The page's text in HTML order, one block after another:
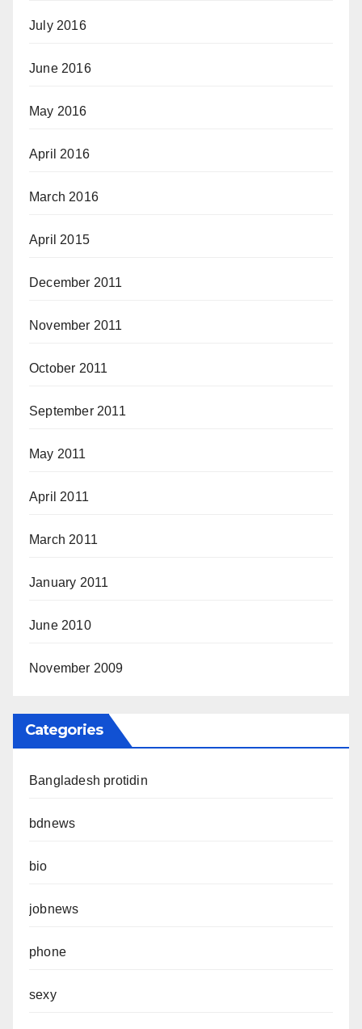
July 2016
June 2016
May 2016
April 2016
March 2016
April 2015
December 2011
November 2011
October 2011
September 2011
May 2011
April 2011
March 2011
January 2011
June 2010
November 2009
Categories
Bangladesh protidin
bdnews
bio
jobnews
phone
sexy